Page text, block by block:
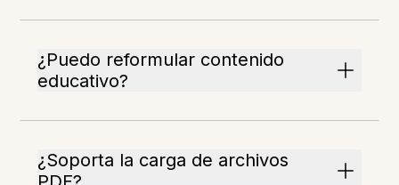
¿Puedo reformular contenido
educativo?
¿Soporta la carga de archivos